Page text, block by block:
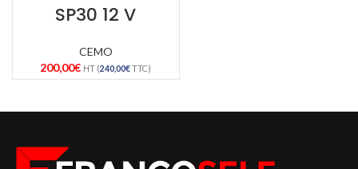
SP30 12 V
CEMO
200,00€ HT (240,00€TTC)